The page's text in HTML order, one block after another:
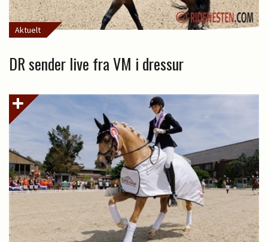
Aktuelt
DR sender live fra VM i dressur